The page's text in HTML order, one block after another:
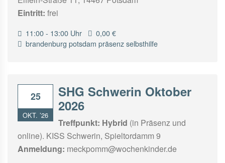
Eintritt: frei
11:00 - 13:00 Uhr
0,00 €
brandenburg potsdam präsenzselbsthilfe
25
OKT. ’26
SHG Schwerin Oktober
2026
Treffpunkt: Hybrid (in Präsenz und
online). KISS Schwerin, Spieltordamm 9
Anmeldung: meckpomm@wochenkinder.de